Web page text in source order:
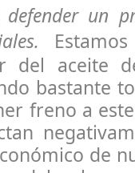
defender un
del aceite
bastante
freno a
de